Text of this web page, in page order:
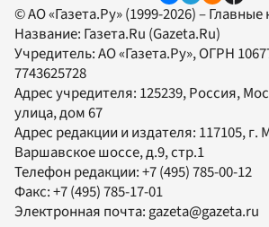
© АО «Газета.Ру» (1999-2026) –
Название: Газета.Ru (Gazeta.Ru)
Учредитель:АО «Газета.Ру», ОГРН
7743625728
Адрес учредителя: 125239, Россия,
улица, дом 67
Адрес редакции и издателя: 117105, г.
Варшавское шоссе, д.9, стр.1
Телефон редакции:+7 (495) 785-00-12
Факс:+7 (495) 785-17-01
Электронная почта: gazeta@gazeta.ru